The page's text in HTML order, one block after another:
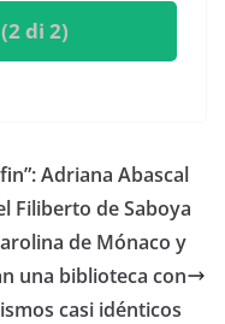
(2 di 2)
Adriana Abascal
Filiberto de Saboya
de Mónaco y
una biblioteca con
casi idénticos